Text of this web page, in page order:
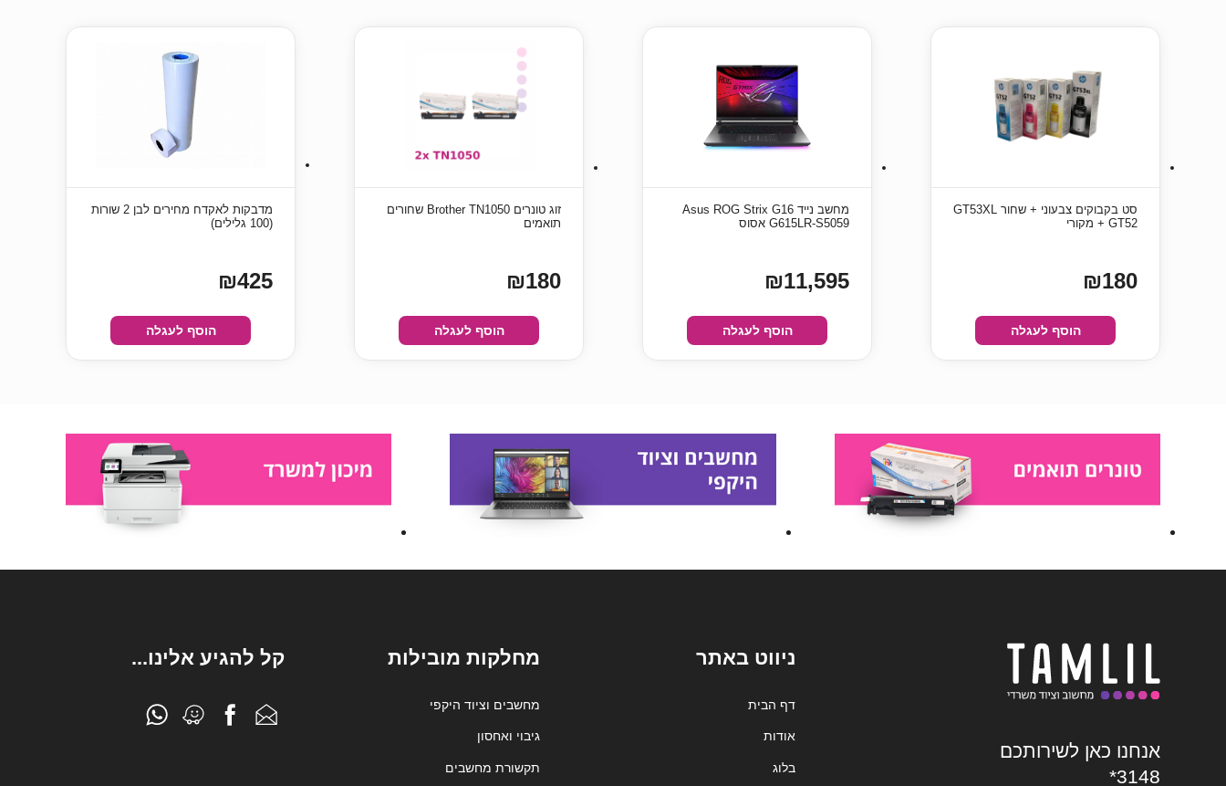
סט בקבוקים צבעוני + שחור GT53XL
+ GT52 מקורי
₪180
הוסף לעגלה
מחשב נייד Asus ROG Strix G16
G615LR-S5059 אסוס
₪11,595
הוסף לעגלה
זוג טונרים Brother TN1050 שחורים
תואמים
₪180
הוסף לעגלה
מדבקות לאקדח מחירים לבן 2 שורות
(100 גלילים)
₪425
הוסף לעגלה
אנחנו כאן לשירותכם
*3148
ניווט באתר
דף הבית
אודות
בלוג
מחלקות מובילות
מחשבים וציוד היקפי
גיבוי ואחסון
תקשורת מחשבים
קל להגיע אלינו...